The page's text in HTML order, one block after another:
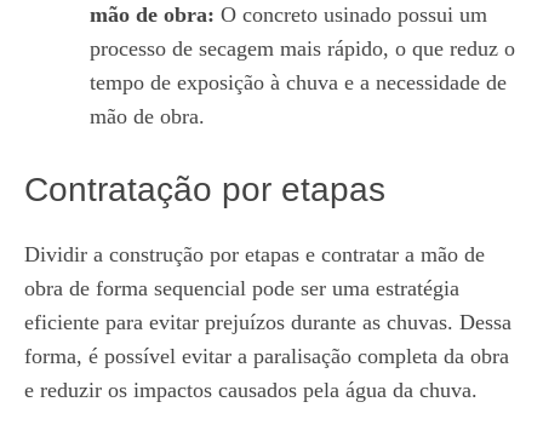
mão de obra: O concreto usinado possui um
processo de secagem mais rápido, o que reduz o
tempo de exposição à chuva e a necessidade de
mão de obra.
Contratação por etapas
Dividir a construção por etapas e contratar a mão de
obra de forma sequencial pode ser uma estratégia
eficiente para evitar prejuízos durante as chuvas. Dessa
forma, é possível evitar a paralisação completa da obra
e reduzir os impactos causados pela água da chuva.